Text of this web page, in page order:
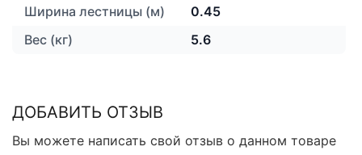
Ширина лестницы (м)
0.45
Вес (кг)
5.6
ДОБАВИТЬ ОТЗЫВ
Вы можете написать свой отзыв о данном товаре